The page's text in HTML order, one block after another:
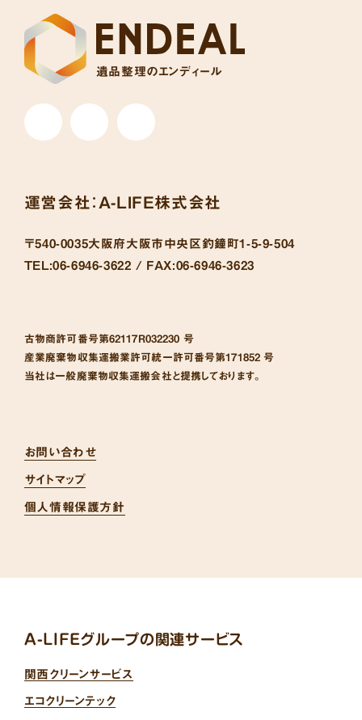
遺品整理のエンディール
運営会社： A-LIFE株式会社
〒540-0035大阪府大阪市中央区釣鐘町1-5-9-504
TEL:06-6946-3622 / FAX:06-6946-3623
古物商許可番号第62117R032230 号
産業廃棄物収集運搬業許可統一許可番号第171852 号
当社は一般廃棄物収集運搬会社と提携しております。
お問い合わせ
サイトマップ
個人情報保護方針
A-LIFEグループの関連サービス
関西クリーンサービス
エコクリーンテック